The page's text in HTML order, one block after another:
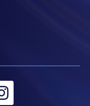
轉